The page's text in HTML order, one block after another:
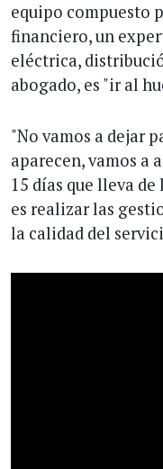
equipo compuesto
financiero, un
eléctrica,
abogado, es "ir al
"No vamos a dejar
aparecen, vamos a
15 días que lleva
es realizar las
la calidad del